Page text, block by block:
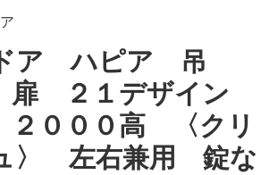
ア ハピア 吊
扉 ２１デザイン
０００高 〈クリ
〉 左右兼用 錠な